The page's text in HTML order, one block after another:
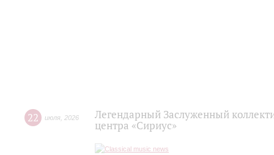
22 июля 2026
Легендарный Заслуженный
центра «Сириус»